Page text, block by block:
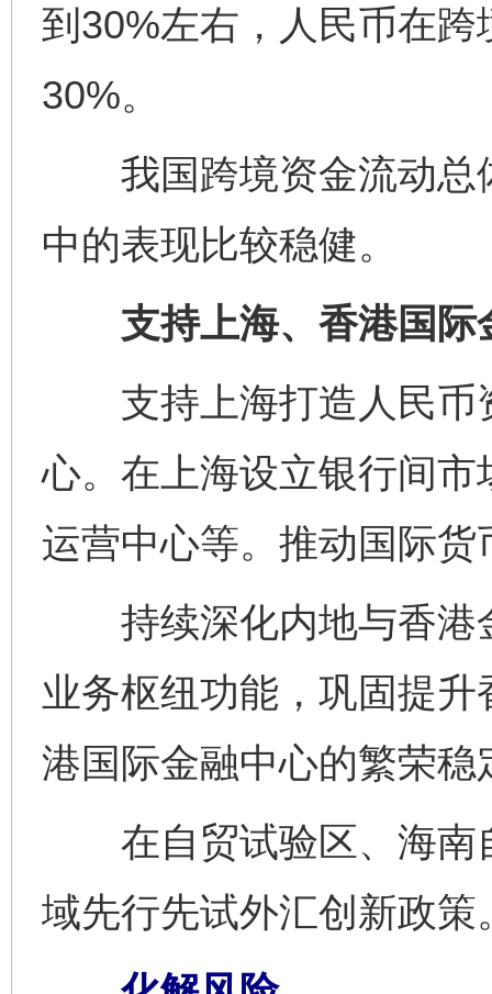
到30%左右，人民币在
30%。
我国跨境资金流动总
中的表现比较稳健。
支持上海、香港国际
支持上海打造人民币
心。在上海设立银行间
运营中心等。推动国际
持续深化内地与香港
业务枢纽功能，巩固提
港国际金融中心的繁荣稳
在自贸试验区、海南
域先行先试外汇创新政策